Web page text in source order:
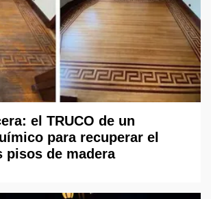
el TRUCO de un
para recuperar el
pisos de madera